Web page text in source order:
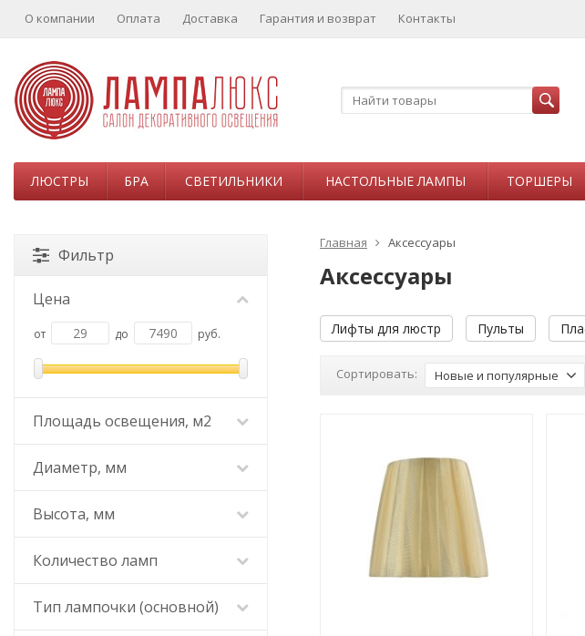
О компании Оплата Доставка Гарантия и возврат Контакты
ЛЮСТРЫ БРА СВЕТИЛЬНИКИ НАСТОЛЬНЫЕ ЛАМПЫ ТОРШЕРЫ
Главная Аксессуары
Аксессуары
Лифты для люстр Пульты
Сортировать: Новые и популярные
Фильтр
Цена
от до руб.
Площадь освещения, м2
Диаметр, мм
Высота, мм
Количество ламп
Тип лампочки (основной)